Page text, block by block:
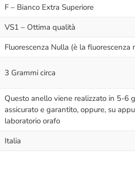
F – Bianco Extra Superiore
VS1 – Ottima qualità
Fluorescenza Nulla (è la
3 Grammi circa
Questo anello viene realizzato in 5-6
assicurato e garantito, oppure, su
laboratorio orafo
Italia